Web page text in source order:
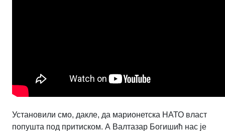
Установили смо, дакле, да марионетска НАТО власт
попушта под притиском. А Валтазар Богишић нас је